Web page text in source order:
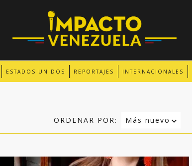
ESTADOS UNIDOS REPORTAJES INTERNACIONALES
ORDENAR POR:
Más nuevo
Relevancia